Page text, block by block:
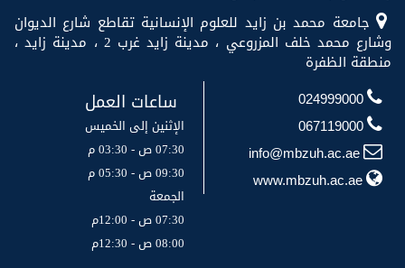
جامعة محمد بن زايد للعلوم الإنسانية تقاطع شارع الديوان
وشارع محمد خلف المزروعي ، مدينة زايد غرب 2 ، مدينة زايد ،
منطقة الظفرة
024999000
067119000
info@mbzuh.ac.ae
www.mbzuh.ac.ae
ساعات العمل
الإثنين إلى الخميس
07:30 ص - 03:30 م
09:30 ص - 05:30 م
الجمعة
07:30 ص - 12:00م
08:00 ص - 12:30م